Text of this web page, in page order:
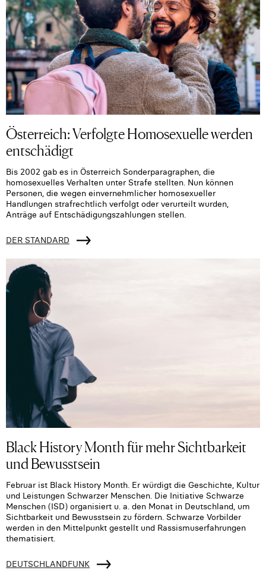
Österreich: Verfolgte Homosexuelle werden
entschädigt
Bis 2002 gab es in Österreich Sonderparagraphen, die
homosexuelles Verhalten unter Strafe stellten. Nun können
Personen, die wegen einvernehmlicher homosexueller
Handlungen strafrechtlich verfolgt oder verurteilt wurden,
Anträge auf Entschädigungszahlungen stellen.
DER STANDARD
Black History Month für mehr Sichtbarkeit
und Bewusstsein
Februar ist Black History Month. Er würdigt die Geschichte, Kultur
und Leistungen Schwarzer Menschen. Die Initiative Schwarze
Menschen (ISD) organisiert u. a. den Monat in Deutschland, um
Sichtbarkeit und Bewusstsein zu fördern. Schwarze Vorbilder
werden in den Mittelpunkt gestellt und Rassismuserfahrungen
thematisiert.
DEUTSCHLANDFUNK